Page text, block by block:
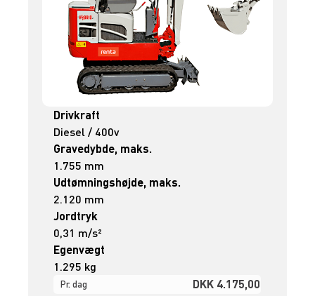
Drivkraft
Diesel / 400v
Gravedybde, maks.
1.755 mm
Udtømningshøjde, maks.
2.120 mm
Jordtryk
0,31 m/s²
Egenvægt
1.295 kg
Pr. dag DKK 4.175,00